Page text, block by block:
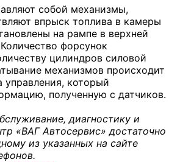
собой механизмы,
впрыск топлива в камеры
на рампе в верхней
форсунок
цилиндров силовой
механизмов происходит
управления, который
полученную с датчиков.
диагностику и
«ВАГ Автосервис» достаточно
из указанных на сайте